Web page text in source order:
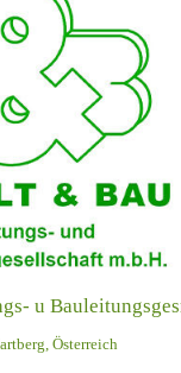
u
Österreich